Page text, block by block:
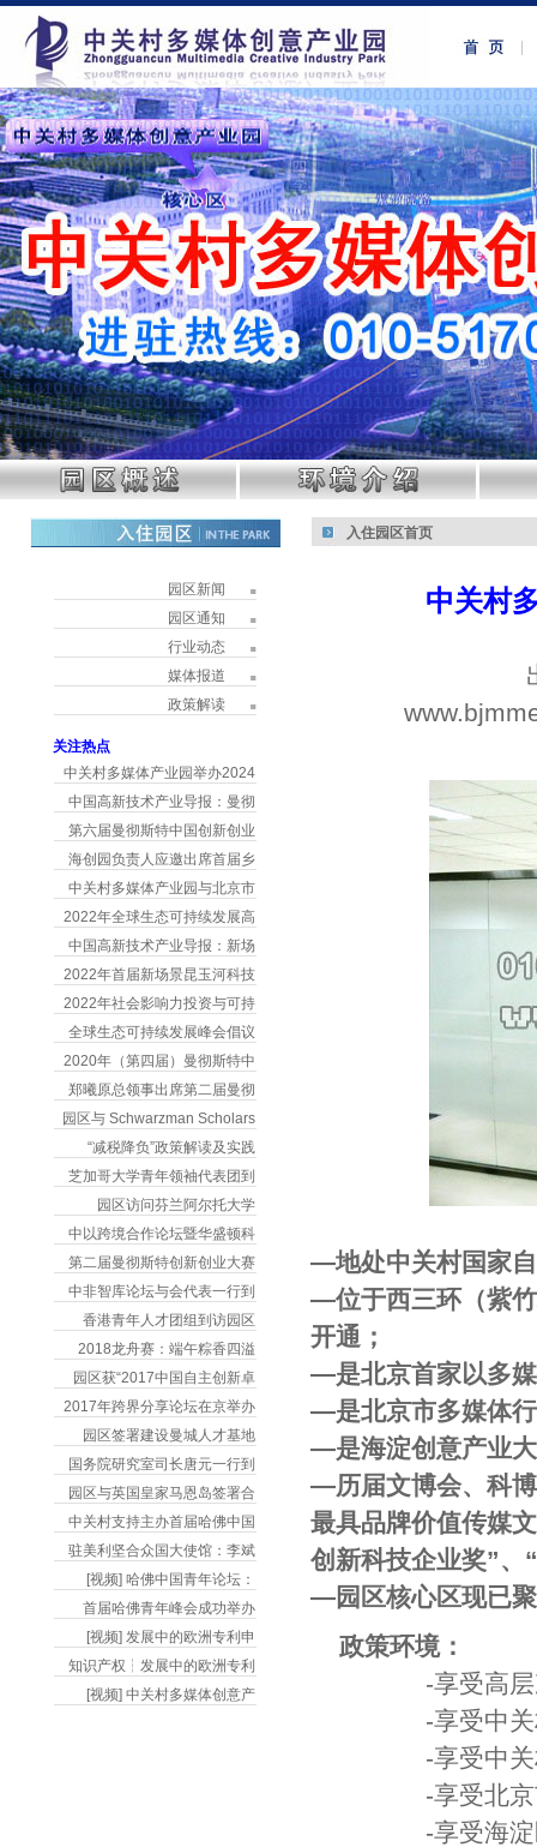
园区新闻
园区通知
行业动态
媒体报道
政策解读
关注热点
中关村多媒体产业园举办2024
中国高新技术产业导报：曼彻
第六届曼彻斯特中国创新创业
海创园负责人应邀出席首届乡
中关村多媒体产业园与北京市
2022年全球生态可持续发展高
中国高新技术产业导报：新场
2022年首届新场景昆玉河科技
2022年社会影响力投资与可持
全球生态可持续发展峰会倡议
2020年（第四届）曼彻斯特中
郑曦原总领事出席第二届曼彻
园区与 Schwarzman Scholars
“减税降负”政策解读及实践
芝加哥大学青年领袖代表团到
园区访问芬兰阿尔托大学
中以跨境合作论坛暨华盛顿科
第二届曼彻斯特创新创业大赛
中非智库论坛与会代表一行到
香港青年人才团组到访园区
2018龙舟赛：端午粽香四溢
园区获“2017中国自主创新卓
2017年跨界分享论坛在京举办
园区签署建设曼城人才基地
国务院研究室司长唐元一行到
园区与英国皇家马恩岛签署合
中关村支持主办首届哈佛中国
驻美利坚合众国大使馆：李斌
[视频] 哈佛中国青年论坛：
首届哈佛青年峰会成功举办
[视频] 发展中的欧洲专利申
知识产权┆发展中的欧洲专利
[视频] 中关村多媒体创意产
入住园区首页
中关村
―地处中关村国家
―位于西三环（紫
开通；
―是北京首家以多
―是北京市多媒体
―是海淀创意产业
―历届文博会、科
最具品牌价值传媒
创新科技企业奖”、
―园区核心区现已
政策环境：
-享受高层次人
-享受中关村国
-享受中关村国
-享受北京市
-享受海淀区鼓